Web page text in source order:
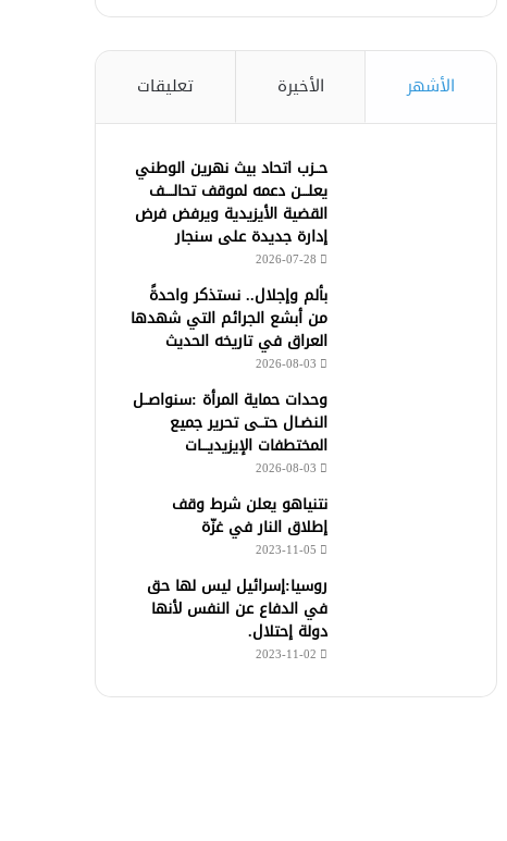
الأشهر الأخيرة تعليقات
حــزب اتحاد بيث نهرين الوطني
يعلـــن دعمه لموقف تحالــــف
القضية الأيزيدية ويرفض فرض
إدارة جديدة على سنجار
2026-07-28
بألم وإجلال.. نستذكر واحدةً
من أبشع الجرائم التي شهدها
العراق في تاريخه الحديث
2026-08-03
وحدات حماية المرأة :سنواصــل
النضـال حتــى تحرير جميع
المختطفات الإيزيديـــات
2026-08-03
نتنياهو يعلن شرط وقف
إطلاق النار في غزّة
2023-11-05
روسيا:إسرائيل ليس لها حق
في الدفاع عن النفس لأنها
دولة إحتلال.
2023-11-02